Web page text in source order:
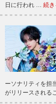
日に行われ … 続
ーソナリティを担
がリリースされる